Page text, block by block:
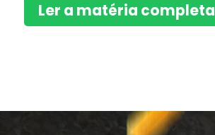
Ler a matéria completa